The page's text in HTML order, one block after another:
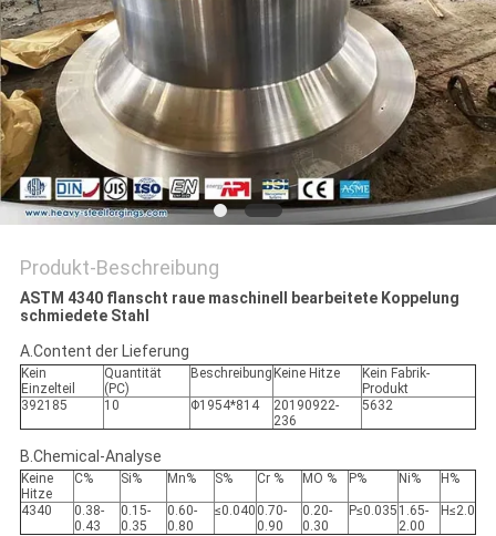
Produkt-Beschreibung
ASTM 4340 flanscht raue maschinell bearbeitete Koppelung
schmiedete Stahl
A.Content der Lieferung
Kein
Einzelteil
Quantität
(PC)
Beschreibung Keine Hitze
Kein Fabrik-
Produkt
392185
10 Φ1954*814
20190922-
236
5632
B.Chemical-Analyse
Keine
Hitze
C% Si% Mn% S% Cr % MO % P% Ni% H%
4340
0.38-
0.43
0.15-
0.35
0.60-
0.80
≤0.040 0.70-
0.90
0.20-
0.30
P≤0.035 1.65-
2.00
H≤2.0